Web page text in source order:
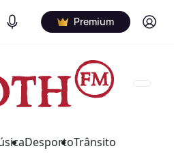
Podcasts Premium Log in
DesportoTrânsito